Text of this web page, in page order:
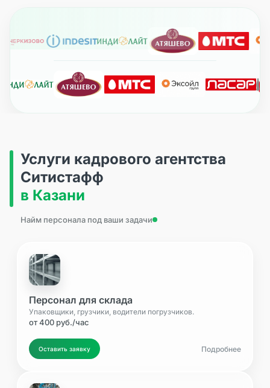
Услуги кадрового агентства
Ситистафф
в Казани
Найм персонала под ваши задачи
Персонал для склада
Упаковщики, грузчики, водители погрузчиков.
от 400 руб./час
Оставить заявку Подробнее